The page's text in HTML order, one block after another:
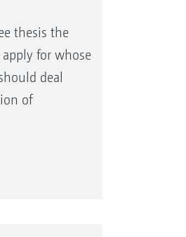
thesis the
for whose
deal
of